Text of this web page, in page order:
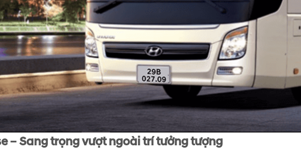
vượt ngoài trí tưởng tượng